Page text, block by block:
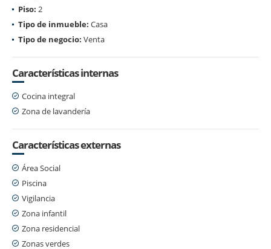
Piso: 2
Tipo de inmueble: Casa
Tipo de negocio: Venta
Características internas
Cocina integral
Zona de lavandería
Características externas
Área Social
Piscina
Vigilancia
Zona infantil
Zona residencial
Zonas verdes